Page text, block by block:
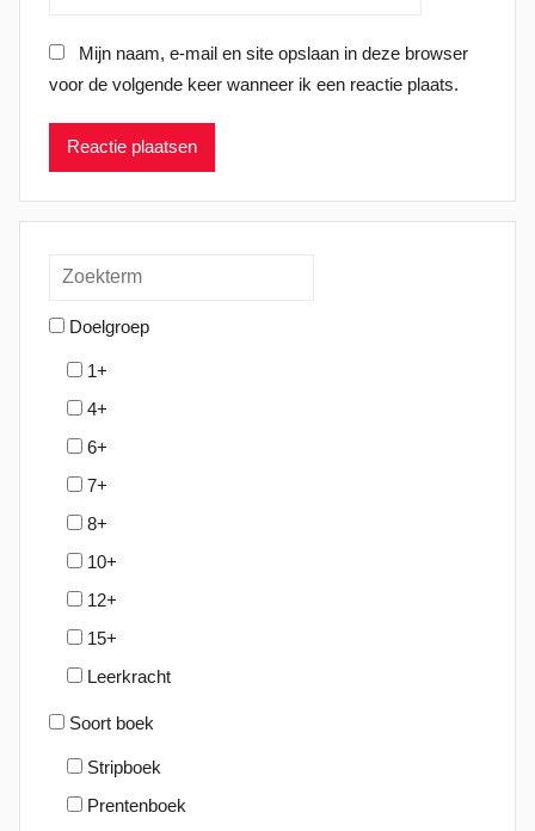
Mijn naam, e-mail en site opslaan in deze browser
voor de volgende keer wanneer ik een reactie plaats.
Doelgroep
1+
4+
6+
7+
8+
10+
12+
15+
Leerkracht
Soort boek
Stripboek
Prentenboek